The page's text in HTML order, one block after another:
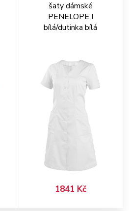
šaty dámské
PENELOPE I
bílá/dutinka bílá
1841 Kč